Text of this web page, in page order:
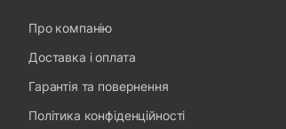
Про компанію
Доставка і оплата
Гарантія та повернення
Політика конфіденційності